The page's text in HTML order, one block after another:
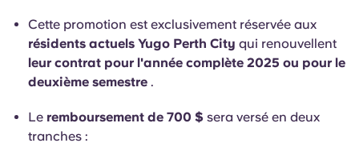
English (GB)
English (US)
Chinese
Sélectionnez un pays
Sélectionnez une ville
Choisissez une résidence
Se connecter
Réservez maintenant
Cette promotion est exclusivement réservée aux
résidents actuels Yugo Perth City qui renouvellent
leur contrat pour l'année complète 2025 ou pour le
deuxième semestre .
Le remboursement de 700 $ sera versé en deux
tranches :